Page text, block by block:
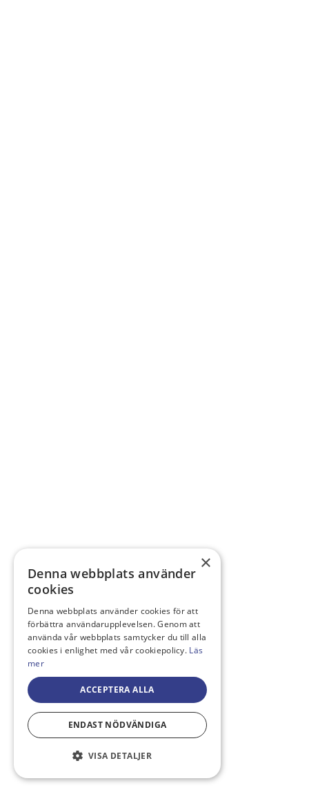
×
Denna webbplats använder
cookies
Denna webbplats använder cookies för att
förbättra användarupplevelsen. Genom att
använda vår webbplats samtycker du till alla
cookies i enlighet med vår cookiepolicy. Läs
mer
ACCEPTERA ALLA
ENDAST NÖDVÄNDIGA
VISA DETALJER